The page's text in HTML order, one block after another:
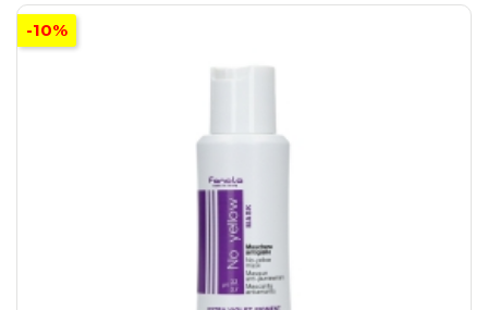
-10%